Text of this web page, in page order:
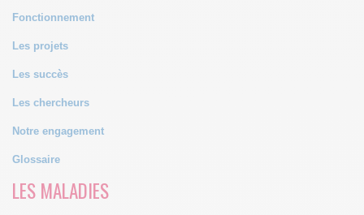
Fonctionnement
Les projets
Les succès
Les chercheurs
Notre engagement
Glossaire
LES MALADIES